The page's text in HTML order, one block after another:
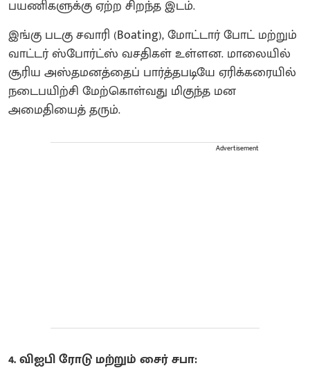
பயணிகளுக்கு ஏற்ற சிறந்த இடம்.
இங்கு படகு சவாரி (Boating), மோட்டார் போட் மற்றும்
வாட்டர் ஸ்போர்ட்ஸ் வசதிகள் உள்ளன. மாலையில்
சூரிய அஸ்தமனத்தைப் பார்த்தபடியே ஏரிக்கரையில்
நடைபயிற்சி மேற்கொள்வது மிகுந்த மன
அமைதியைத் தரும்.
Advertisement
4. விஐபி ரோடு மற்றும் சைர் சபா: